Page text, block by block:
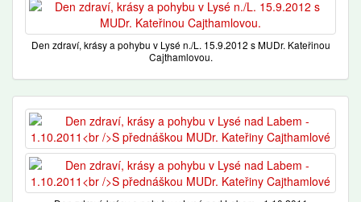
Den zdraví, krásy a pohybu v Lysé n./L. 15.9.2012 s MUDr. Kateřinou
Cajthamlovou.